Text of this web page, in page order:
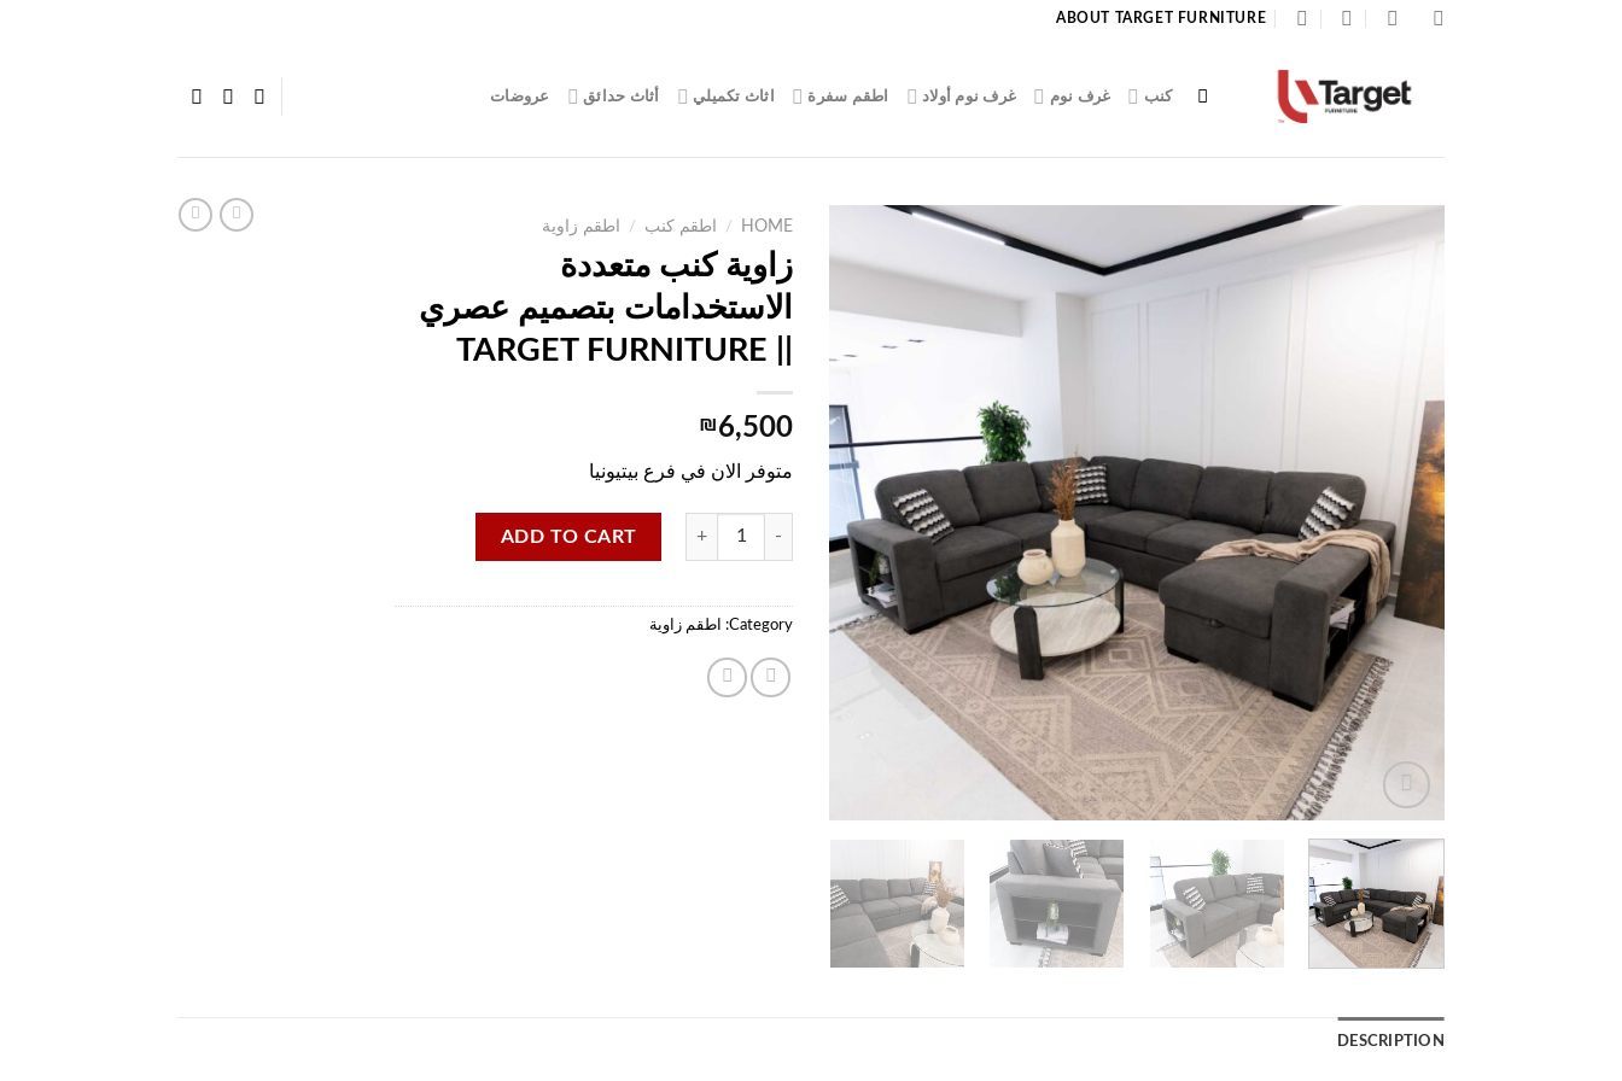
ABOUT TARGET FURNITURE
كنب غرف نوم غرف نوم أولاد اطقم سفرة اثاث تكميلي أثاث حدائق عروضات
HOME
/ اطقم كنب / اطقم زاوية
زاوية كنب متعددة
الاستخدامات بتصميم عصري
₪6,500
متوفر الان في فرع بيتيونيا
زاوية كنب متعددة الاستخدامات بتصميم عصري || TARGET FURNITURE quantity
ADD TO CART
Category: اطقم زاوية
DESCRIPTION